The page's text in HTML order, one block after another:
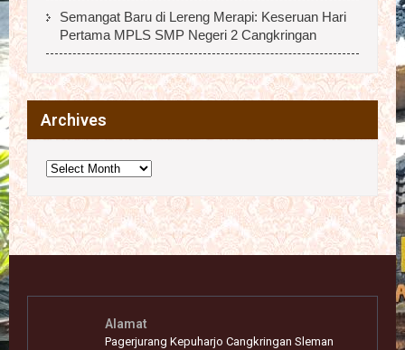
Semangat Baru di Lereng Merapi: Keseruan Hari
Pertama MPLS SMP Negeri 2 Cangkringan
Archives
Archives
Alamat
Pagerjurang Kepuharjo Cangkringan Sleman